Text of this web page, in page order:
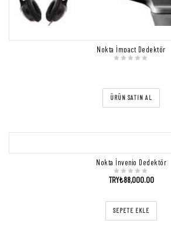
Nokta İmpact Dedektör
ÜRÜN SATIN AL
Nokta İnvenio Dedektör
TRY₺88,000.00
SEPETE EKLE